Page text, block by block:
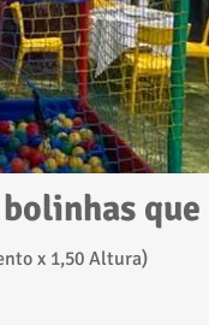
x 1,50 Altura)​